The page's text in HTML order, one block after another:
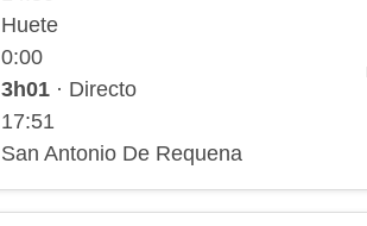
Huete
0:00
3h01 · Directo
17:51
San Antonio De Requena